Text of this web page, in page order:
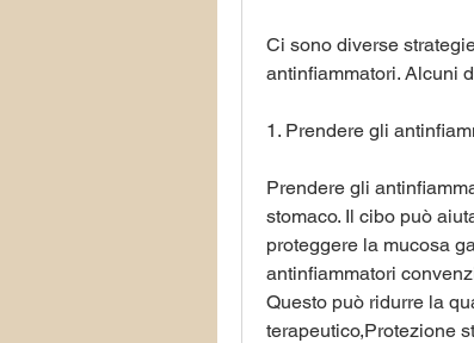
Ci sono diverse
antinfiammatori. Alcuni
1. Prendere gli
Prendere gli
stomaco. Il cibo può
proteggere la mucosa
antinfiammatori
Questo può ridurre la
terapeutico,Protezione